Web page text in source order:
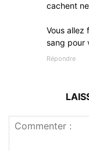
cachent
Vous allez
sang pour
Répondre